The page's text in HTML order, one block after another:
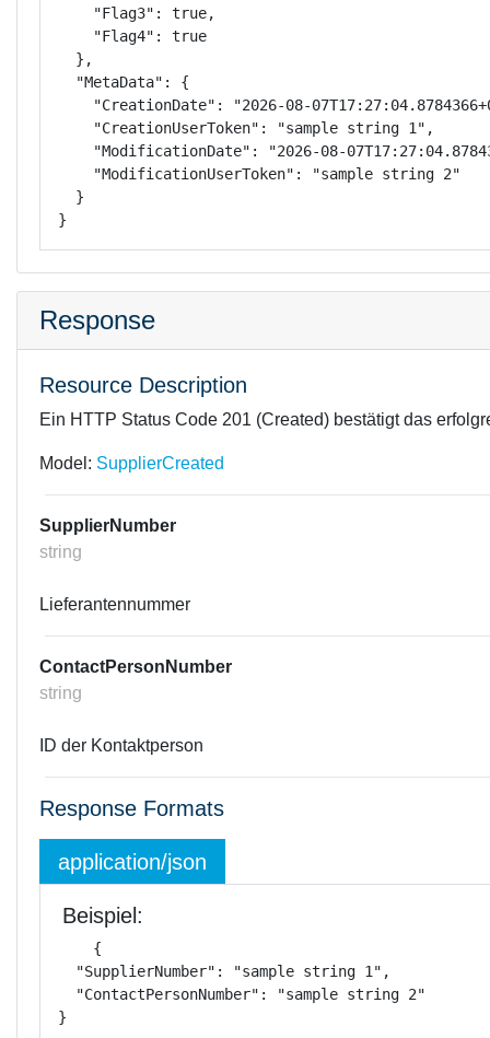
    "Flag3": true,
    "Flag4": true
  },
  "MetaData": {
"CreationDate": "2026-08-
    "CreationUserToken": "sample string 1",
"ModificationDate": "2026-08-
    "ModificationUserToken": "sample string 2"
  }
}
Response
Resource Description
Ein HTTP Status Code 201 (Created) bestätigt das
Model: SupplierCreated
SupplierNumber
string
Lieferantennummer
ContactPersonNumber
string
ID der Kontaktperson
Response Formats
application/json
Beispiel:
{
  "SupplierNumber": "sample string 1",
  "ContactPersonNumber": "sample string 2"
}